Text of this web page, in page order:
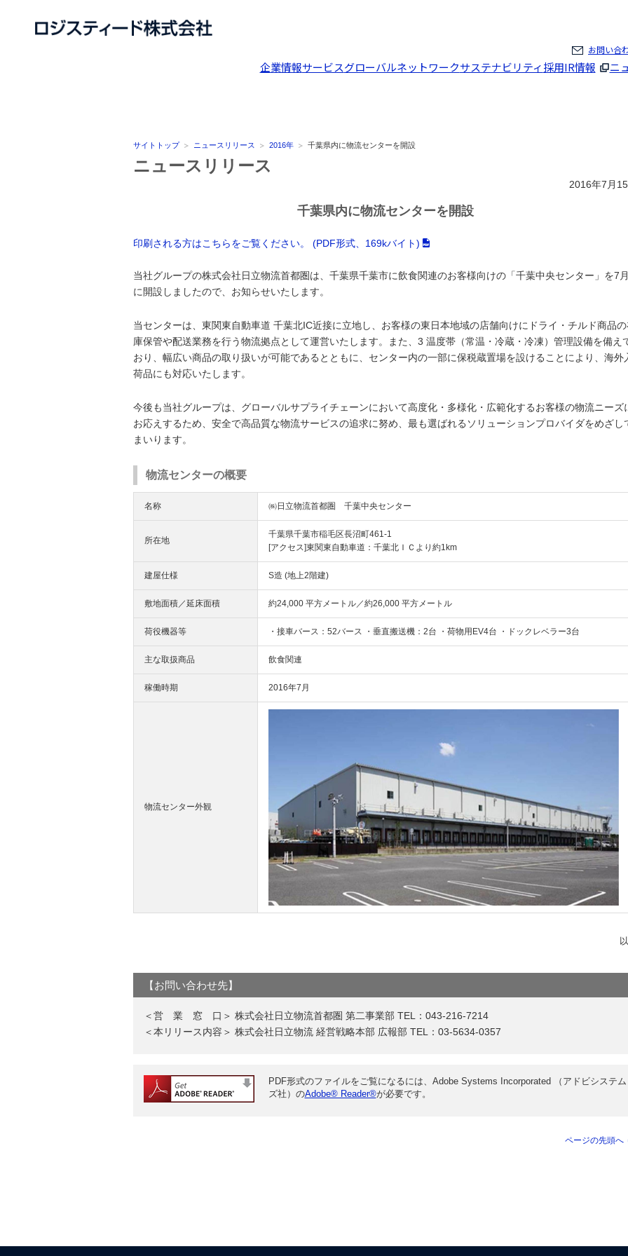
企業情報サービスグローバルネットワークサステナビリティ採用IR情報 ニ
お問い合
サイトトップ ニュースリリース 2016年 千葉県内に物流センターを開設
ニュースリリース
2016年7月
千葉県内に物流センターを開設
印刷される方はこちらをご覧ください。 (PDF形式、169kバイト)
当社グループの株式会社日立物流首都圏は、千葉県千葉市に飲食関連のお客様向けの「千葉中央センター」を7月
に開設しましたので、お知らせいたします。
当センターは、東関東自動車道 千葉北IC近接に立地し、お客様の東日本地域の店舗向けにドライ・チルド商品
庫保管や配送業務を行う物流拠点として運営いたします。また、3 温度帯（常温・冷蔵・冷凍）管理設備を備え
おり、幅広い商品の取り扱いが可能であるとともに、センター内の一部に保税蔵置場を設けることにより、海外
荷品にも対応いたします。
今後も当社グループは、グローバルサプライチェーンにおいて高度化・多様化・広範化するお客様の物流ニーズ
お応えするため、安全で高品質な物流サービスの追求に努め、最も選ばれるソリューションプロバイダをめざし
まいります。
物流センターの概要
名称 ㈱日立物流首都圏 千葉中央センター
所在地
千葉県千葉市稲毛区長沼町461-1
[アクセス]東関東自動車道：千葉北ＩＣより約1km
建屋仕様 S造 (地上2階建)
敷地面積／延床面積 約24,000 平方メートル／約26,000 平方メートル
荷役機器等 ・接車バース：52バース ・垂直搬送機：2台 ・荷物用EV4台 ・ドックレベラー3台
主な取扱商品 飲食関連
稼働時期 2016年7月
物流センター外観
【お問い合わせ先】
＜営 業 窓 口＞ 株式会社日立物流首都圏 第二事業部 TEL：043-216-7214
＜本リリース内容＞ 株式会社日立物流 経営戦略本部 広報部 TEL：03-5634-0357
PDF形式のファイルをご覧になるには、Adobe Systems Incorporated （アドビシステム
ズ社）のAdobe® Reader®が必要です。
ページの先頭へ